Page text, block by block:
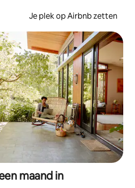
Je plek op Airbnb zetten
maand in